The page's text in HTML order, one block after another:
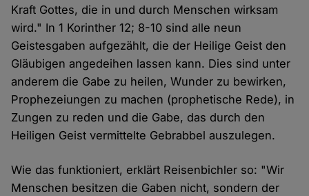
Kraft Gottes, die in und durch Menschen wirksam
wird." In 1 Korinther 12; 8-10 sind alle neun
Geistesgaben aufgezählt, die der Heilige Geist den
Gläubigen angedeihen lassen kann. Dies sind unter
anderem die Gabe zu heilen, Wunder zu bewirken,
Prophezeiungen zu machen (prophetische Rede), in
Zungen zu reden und die Gabe, das durch den
Heiligen Geist vermittelte Gebrabbel auszulegen.
Wie das funktioniert, erklärt Reisenbichler so: "Wir
Menschen besitzen die Gaben nicht, sondern der